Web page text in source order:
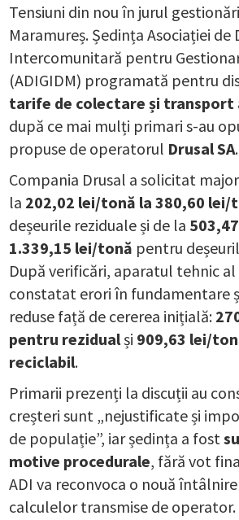
Tensiuni din nou în jurul
Maramureș. Ședința Asociației
Intercomunitară pentru
(ADIGIDM) programată pentru
tarife de colectare și transport
după ce mai mulți primari s-au
propuse de operatorul Drusal SA.
Compania Drusal a solicitat
la 202,02 lei/tonă la 380,60 lei/
deșeurile reziduale și de la
1.339,15 lei/tonă pentru
După verificări, aparatul tehnic al
constatat erori în fundamentare
reduse față de cererea inițială:
pentru rezidualși 909,63 lei/
reciclabil.
Primarii prezenți la discuții au
creșteri sunt „nejustificate și
de populație”, iar ședința a fost
motive procedurale, fără vot
ADI va reconvoca o nouă
calculelor transmise de operator.